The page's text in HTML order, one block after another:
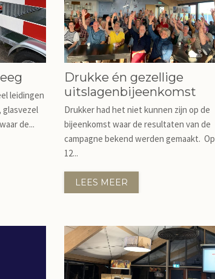
leidingen
de...
Drukke én gezellige
uitslagenbijeenkomst
Drukker had het niet kunnen zijn op de
bijeenkomst waar de resultaten van de
campagne bekend werden gemaakt. Op
12...
LEES MEER